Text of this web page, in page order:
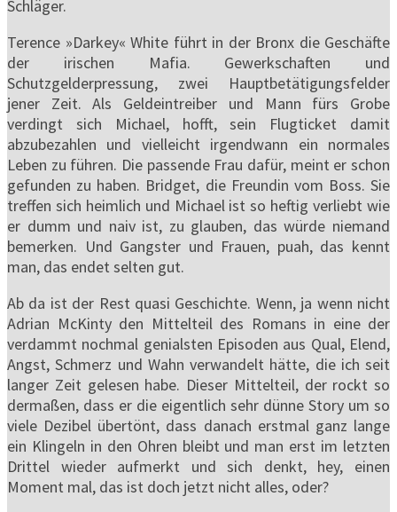
Schläger.
Terence »Darkey« White führt in der Bronx die Geschäfte
der irischen Mafia. Gewerkschaften und
Schutzgelderpressung, zwei Hauptbetätigungsfelder
jener Zeit. Als Geldeintreiber und Mann fürs Grobe
verdingt sich Michael, hofft, sein Flugticket damit
abzubezahlen und vielleicht irgendwann ein normales
Leben zu führen. Die passende Frau dafür, meint er schon
gefunden zu haben. Bridget, die Freundin vom Boss. Sie
treffen sich heimlich und Michael ist so heftig verliebt wie
er dumm und naiv ist, zu glauben, das würde niemand
bemerken. Und Gangster und Frauen, puah, das kennt
man, das endet selten gut.
Ab da ist der Rest quasi Geschichte. Wenn, ja wenn nicht
Adrian McKinty den Mittelteil des Romans in eine der
verdammt nochmal genialsten Episoden aus Qual, Elend,
Angst, Schmerz und Wahn verwandelt hätte, die ich seit
langer Zeit gelesen habe. Dieser Mittelteil, der rockt so
dermaßen, dass er die eigentlich sehr dünne Story um so
viele Dezibel übertönt, dass danach erstmal ganz lange
ein Klingeln in den Ohren bleibt und man erst im letzten
Drittel wieder aufmerkt und sich denkt, hey, einen
Moment mal, das ist doch jetzt nicht alles, oder?